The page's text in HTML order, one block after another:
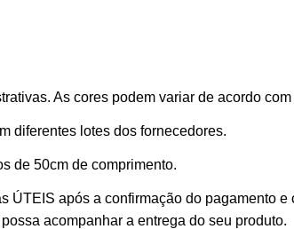
As cores podem variar de acordo
diferentes lotes dos fornecedores.
de 50cm de comprimento.
ÚTEIS após a confirmação do pagamento
acompanhar a entrega do seu produto.